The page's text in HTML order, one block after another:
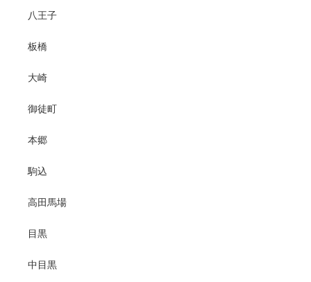
八王子
板橋
大崎
御徒町
本郷
駒込
高田馬場
目黒
中目黒